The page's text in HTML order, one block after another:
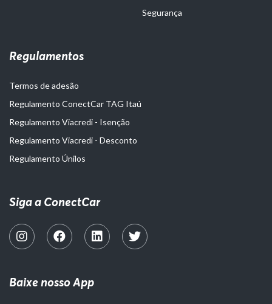
Segurança
Regulamentos
Termos de adesão
Regulamento ConectCar TAG Itaú
Regulamento Viacredi - Isenção
Regulamento Viacredi - Desconto
Regulamento Únilos
Siga a ConectCar
Baixe nosso App